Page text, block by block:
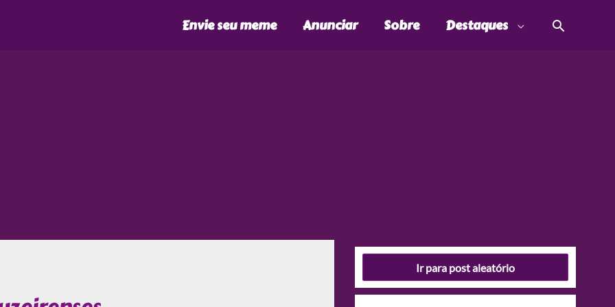
Envie seu meme Anunciar Sobre Destaques
Ir para post aleatório